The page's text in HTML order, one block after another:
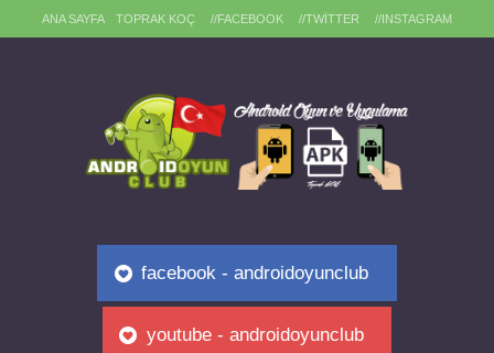
ANA SAYFA TOPRAK KOÇ //FACEBOOK //TWITTER //INSTAGRAM
facebook - androidoyunclub
youtube - androidoyunclub